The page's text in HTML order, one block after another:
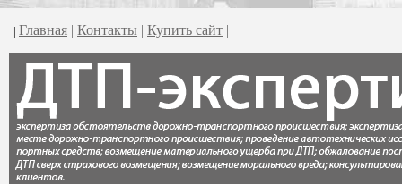
| Главная | Контакты | Купить сайт |